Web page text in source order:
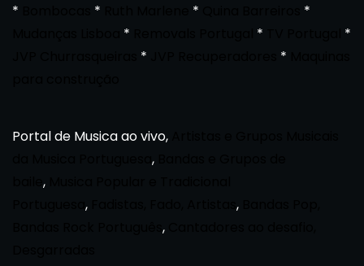
*
* *
*
* *
*
* *
Portal de Musica ao vivo,
,
,
, ,
,